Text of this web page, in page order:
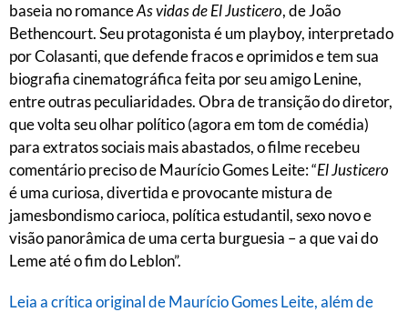
baseia no romanceAs vidas de El Justicero, de João
Bethencourt. Seu protagonista é um playboy, interpretado
por Colasanti, que defende fracos e oprimidos e tem sua
biografia cinematográfica feita por seu amigo Lenine,
entre outras peculiaridades. Obra de transição do diretor,
que volta seu olhar político (agora em tom de comédia)
para extratos sociais mais abastados, o filme recebeu
comentário preciso de Maurício Gomes Leite: “El Justicero
é uma curiosa, divertida e provocante mistura de
jamesbondismo carioca, política estudantil, sexo novo e
visão panorâmica de uma certa burguesia – a que vai do
Leme até o fim do Leblon”.
Leia a crítica original de Maurício Gomes Leite, além de